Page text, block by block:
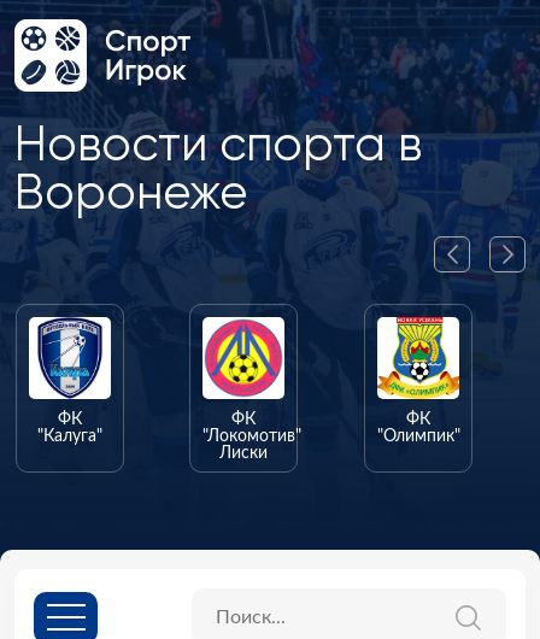
Новости спорта в
Воронеже
ФК
"Калуга"
ФК
"Локомотив"
Лиски
ФК
"Олимпик"